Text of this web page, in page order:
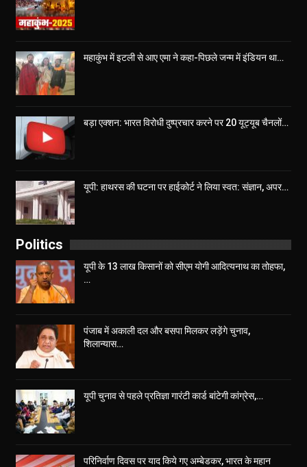
महाकुंभ में इटली से आए एमा ने कहा-पिछले जन्म में इंडियन था…
बड़ा एक्शन: भारत विरोधी दुष्प्रचार करने पर 20 यूट्यूब चैनलों…
यूपी: हाथरस की घटना पर हाईकोर्ट ने लिया स्वत: संज्ञान, अपर…
Politics
यूपी के 13 लाख किसानों को सीएम योगी आद‍ित्‍यनाथ का तोहफा,
…
पंजाब में अकाली दल और बसपा मिलकर लड़ेंगे चुनाव,
शिलान्यास…
यूपी चुनाव से पहले प्रतिज्ञा गारंटी कार्ड बांटेगी कांग्रेस,…
परिनिर्वाण दिवस पर याद किये गए अम्बेडकर, भारत के महान